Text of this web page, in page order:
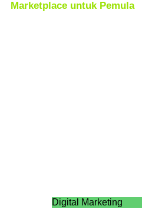
Marketplace untuk Pemula
Digital Marketing